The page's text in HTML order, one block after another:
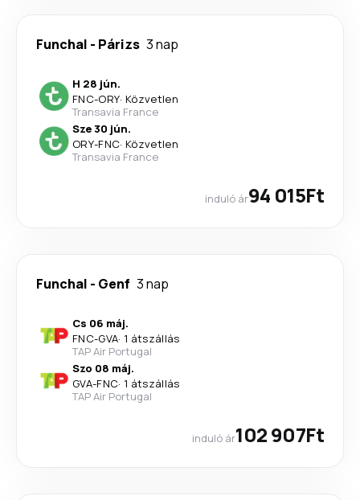
Funchal - Párizs 3 nap
H 28 jún.
FNC-ORY· Közvetlen
Transavia France
Sze 30 jún.
ORY-FNC· Közvetlen
Transavia France
induló ár94 015Ft
Funchal - Genf 3 nap
Cs 06 máj.
FNC-GVA· 1 átszállás
TAP Air Portugal
Szo 08 máj.
GVA-FNC· 1 átszállás
TAP Air Portugal
induló ár102 907Ft